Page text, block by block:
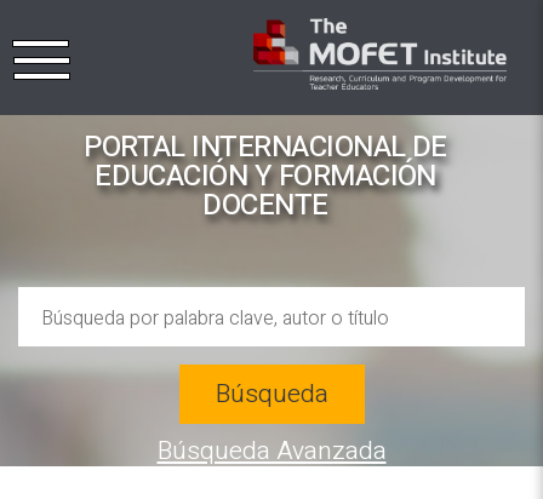
PORTAL INTERNACIONAL DE
EDUCACIÓN Y FORMACIÓN
DOCENTE
Búsqueda
Búsqueda Avanzada